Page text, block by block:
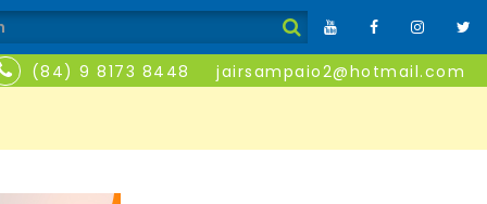
(84) 9 8173 8448 jairsampaio2@hotmail.com